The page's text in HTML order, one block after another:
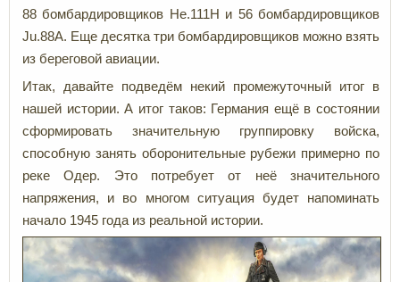
88 бомбардировщиков He.111H и 56 бомбардировщиков
Ju.88A. Еще десятка три бомбардировщиков можно взять
из береговой авиации.
Итак, давайте подведём некий промежуточный итог в
нашей истории. А итог таков: Германия ещё в состоянии
сформировать значительную группировку войска,
способную занять оборонительные рубежи примерно по
реке Одер. Это потребует от неё значительного
напряжения, и во многом ситуация будет напоминать
начало 1945 года из реальной истории.